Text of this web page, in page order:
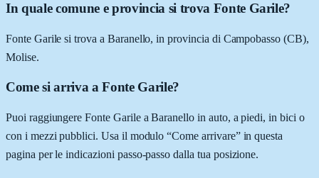
In quale comune e provincia si trova Fonte Garile?
Fonte Garile si trova a Baranello, in provincia di Campobasso (CB),
Molise.
Come si arriva a Fonte Garile?
Puoi raggiungere Fonte Garile a Baranello in auto, a piedi, in bici o
con i mezzi pubblici. Usa il modulo “Come arrivare” in questa
pagina per le indicazioni passo-passo dalla tua posizione.